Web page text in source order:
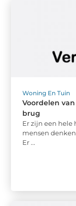
Woning En Tuin
Voordelen
brug
Er zijn een hele
mensen
Er ...